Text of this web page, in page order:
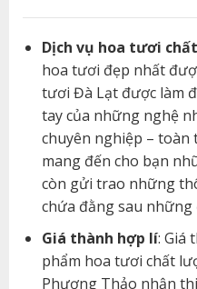
Dịch vụ hoa tươi
hoa tươi đẹp nhất
tươi Đà Lạt được làm
tay của những nghệ
chuyên nghiệp – toàn
mang đến cho bạn
còn gửi trao những
chứa đằng sau những
Giá thành hợp lí: Giá
phẩm hoa tươi chất
Phương Thảo nhận